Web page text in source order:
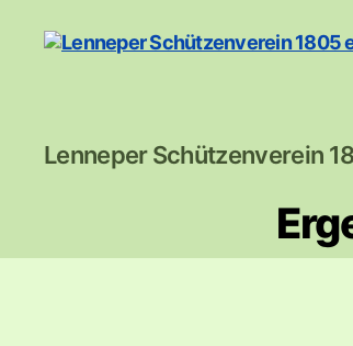
Schützenverein
Lenneper Schützenverein